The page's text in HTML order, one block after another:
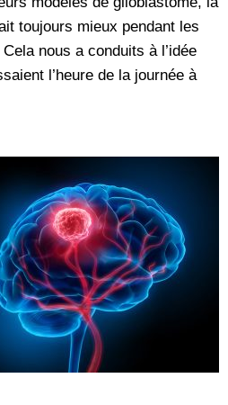
toujours mieux pendant les
nous a conduits à l’idée
l’heure de la journée à